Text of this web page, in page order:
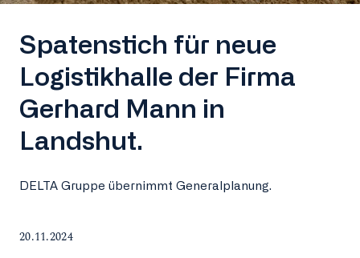
Spatenstich für neue
Logistikhalle der Firma
Gerhard Mann in
Landshut.
DELTA Gruppe übernimmt Generalplanung.
20.11.2024